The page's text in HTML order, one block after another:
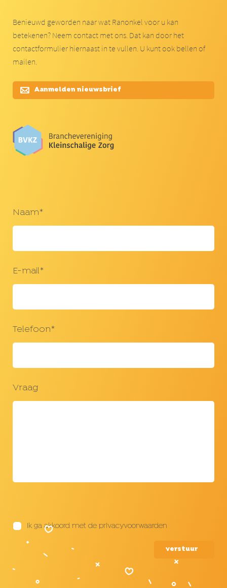
Benieuwd geworden naar wat Ranonkel voor u kan
betekenen? Neem contact met ons. Dat kan door het
contactformulier hiernaast in te vullen. U kunt ook bellen of
mailen.
Aanmelden nieuwsbrief
Naam*
E-mail*
Telefoon*
Vraag
Ik ga akkoord met de privacyvoorwaarden
verstuur